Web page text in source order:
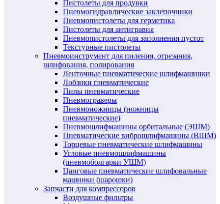
Пистолеты для продувки
Пневмогидравлические заклепочники
Пневмопистолеты для герметика
Пистолеты для антигравия
Пневмопистолеты для заполнения пустот
Текстурные пистолеты
Пневмоинструмент для пиления, отрезания,
шлифования, полирования
Ленточные пневматические шлифмашинки
Лобзики пневматические
Пилы пневматические
Пневмограверы
Пневмоножницы (ножницы
пневматические)
Пневмошлифмашины орбитальные (ЭШМ)
Пневматические виброшлифмашины (ВШМ)
Торцевые пневматические шлифмашины
Угловые пневмошлифмашины
(пневмоболгарки УШМ)
Цанговые пневматические шлифовальные
машинки (шарошки)
Запчасти для компрессоров
Воздушные фильтры